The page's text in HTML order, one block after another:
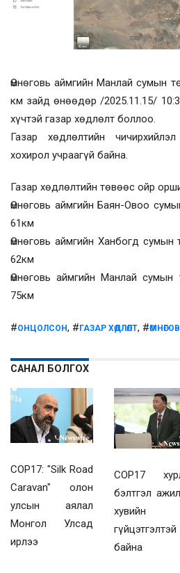
Өмнөговь аймгийн Манлай сумын
км зайд өнөөдөр /2025.11.15/
хүчтэй газар хөдлөлт боллоо.
Газар хөдлөлтийн
хохирол учраагүй байна.
Газар хөдлөлтийн төвөөс ойр
Өмнөговь аймгийн Баян-Овоо
61км
Өмнөговь аймгийн Ханбогд сумын
62км
Өмнөговь аймгийн Манлай
75км
#ОНЦОЛСОН, # ГАЗАР ХӨДЛӨЛТ, #
САНАЛ БОЛГОХ
COP17: "Silk Road
Caravan" олон
улсын аялал
Монгол Улсад
ирлээ
COP17
бэлтгэл
хувийн
гүйцэтгэлтэй
байна